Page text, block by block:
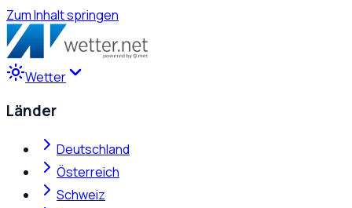
Zum Inhalt springen
Wetter
Länder
Deutschland
Österreich
Schweiz